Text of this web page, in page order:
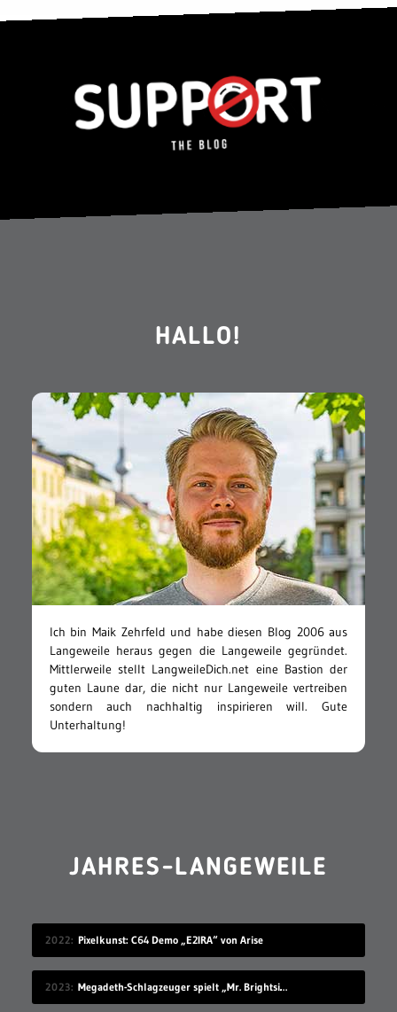
HALLO!
Ich bin Maik Zehrfeld und habe diesen Blog 2006 aus
Langeweile heraus gegen die Langeweile gegründet.
Mittlerweile stellt LangweileDich.net eine Bastion der
guten Laune dar, die nicht nur Langeweile vertreiben
sondern auch nachhaltig inspirieren will. Gute
Unterhaltung!
JAHRES-LANGEWEILE
2022 Pixelkunst: C64 Demo „E2IRA“ von Arise
2023 Megadeth-Schlagzeuger spielt „Mr. Brightside“, ohne es zu kennen